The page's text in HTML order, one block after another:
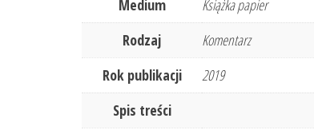
Medium
Książka papier
Rodzaj
Komentarz
Rok publikacji
2019
Spis treści